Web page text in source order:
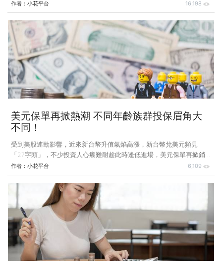
力時，來得及因應，不至於手足無措！不過，並不是所有人都這樣想，
有不少人從經濟利益的考量出發，認為買保險不見得一定會用得到且每
年固定的保費支出也是相當可觀……，日前就有網友（原PO）在社群網
站表示，自己已經40歲了，除了基本的勞保、健保外，沒有額外再買
其他的商業保險……；針對此一話題，引發其他網友熱烈討論，提出質
疑：「到了40歲還沒有買保險，會很危險？」答案絕對是肯定的！本
周小花平台將引用該名網友的
作者： 小花平台 16,198
美元保單再掀熱潮 不同年齡族群投保眉角大
不同！
受到美股連動影響，近來新台幣升值氣焰高漲，新台幣兌美元頻見
「27字頭」，不少投資人心癢難耐趁此時逢低進場，美元保單再掀銷
售熱潮；根據保發中心統計資料顯示，去（109）年壽險全年新契約保
費大幅衰退28％的情況下，美元保單依然繳出亮眼成績、全年新契約
保費高達新台幣4,989億元且占整體新契約保費首度突破5成！ 你是否
也跟著此波風潮配置不少資產購買美元保單？小花平台保險顧問提醒，
不同年齡族群投保美元保單需注意有不同「眉角」，年長族群建議可以
挑選傳承型美元保單，而年輕族群則比較適合美元分紅保單。 年長族
群：資產傳承較高的美元利變型保單 其中，年長族群可
作者： 小花平台 6,109